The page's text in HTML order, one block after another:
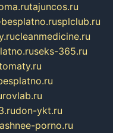
tajuncos.ru
splclub.ru
cleanmedicine.ru
seks-365.ru
don-ykt.ru
porno.ru